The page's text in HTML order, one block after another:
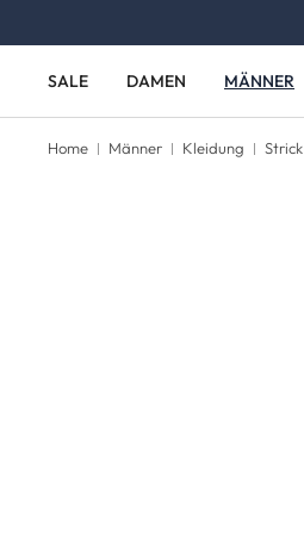
SALE DAMEN MÄNNER
Home Männer Kleidung Strick